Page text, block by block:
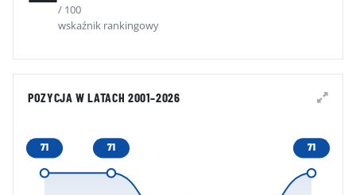
/ 100
wskaźnik rankingowy
POZYCJA W LATACH 2001–2026
71 71 71